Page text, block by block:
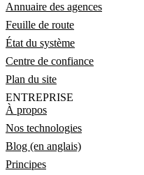
Annuaire des agences
Feuille de route
État du système
Centre de confiance
Plan du site
ENTREPRISE
À propos
Nos technologies
Blog (en anglais)
Principes